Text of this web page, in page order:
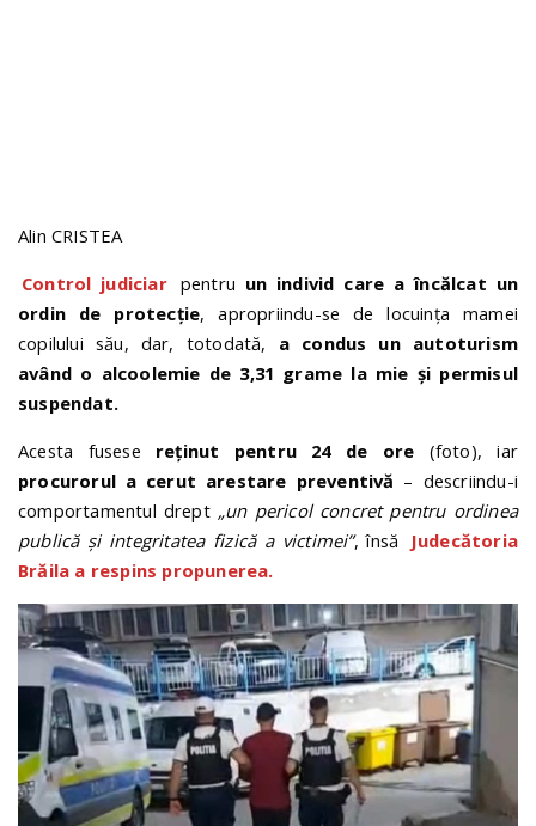
Alin CRISTEA
Control judiciar pentru un individ care a încălcat un
ordin de protecție, apropriindu-se de locuința mamei
copilului său, dar, totodată, a condus un autoturism
având o alcoolemie de 3,31 grame la mie și permisul
suspendat.
Acesta fusese reținut pentru 24 de ore (foto), iar
procurorul a cerut arestare preventivă – descriindu-i
comportamentul drept „un pericol concret pentru ordinea
publică și integritatea fizică a victimei”, însă
Judecătoria
Brăila a respins propunerea.